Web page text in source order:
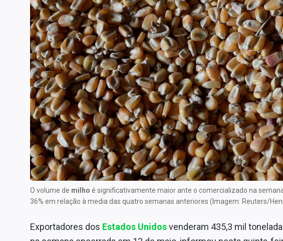
Mercados
Economia
Empresas
Política
Colunas
Especiais
Internacional
Marketing
Tecnologia
Conteúdo de Marca
Sobre
Expediente
O volume de milho é significativamente maior ante o comercializado na
36% em relação à media das quatro semanas anteriores (Imagem: Reuters/
Exportadores dos Estados Unidosvenderam 435,3 mil